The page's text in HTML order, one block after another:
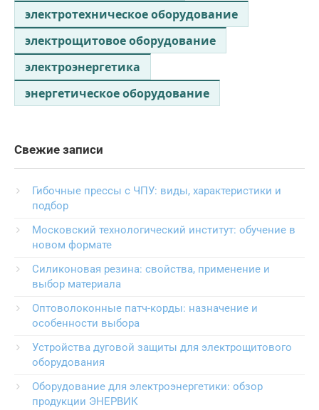
электротехническое оборудование
электрощитовое оборудование
электроэнергетика
энергетическое оборудование
Свежие записи
Гибочные прессы с ЧПУ: виды, характеристики и
подбор
Московский технологический институт: обучение в
новом формате
Силиконовая резина: свойства, применение и
выбор материала
Оптоволоконные патч-корды: назначение и
особенности выбора
Устройства дуговой защиты для электрощитового
оборудования
Оборудование для электроэнергетики: обзор
продукции ЭНЕРВИК